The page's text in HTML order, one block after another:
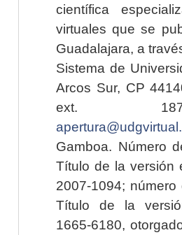
científica
virtuales que se
Guadalajara, a
Sistema de
Arcos Sur, CP
ext.
Gamboa. Número
Título de la versión
2007-1094;
Título de la
1665-6180,